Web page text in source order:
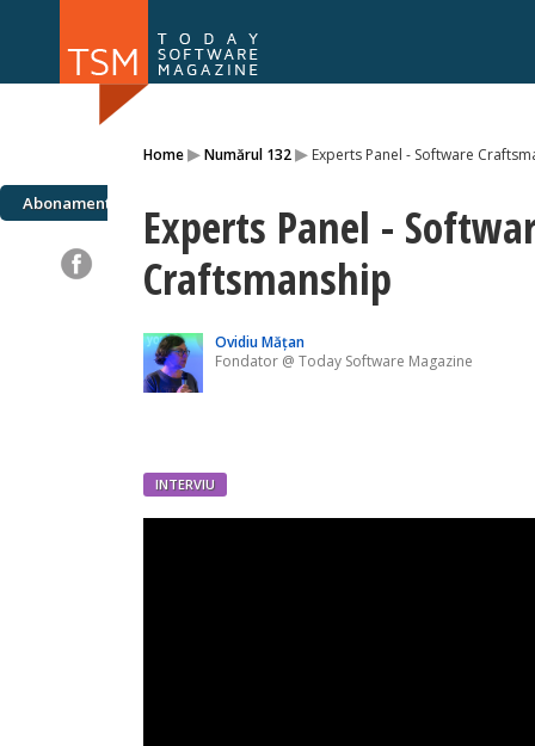
Home▸Numărul 132▸ Experts Panel - Software
Abonamente
Experts Panel -
Craftsmanship
Ovidiu Mățan
Fondator @ Today Software Magazine
INTERVIU